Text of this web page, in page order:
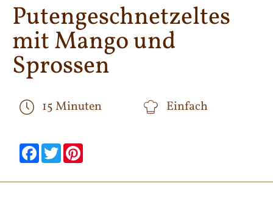
Putengeschnetzeltes
mit Mango und
Sprossen
15 Minuten Einfach
null
Facebook
null null
Twitter
null null
null